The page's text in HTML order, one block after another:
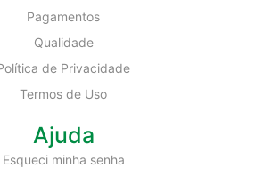
Pagamentos
Qualidade
de Privacidade
Termos de Uso
Ajuda
Esqueci minha senha